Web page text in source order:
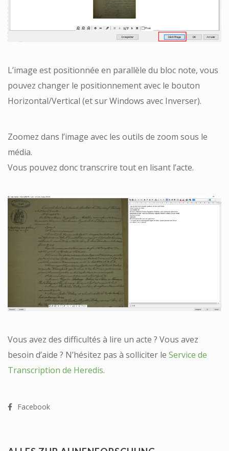
L’image est positionnée en parallèle du bloc note, vous
pouvez changer le positionnement avec le bouton
Horizontal/Vertical (et sur Windows avec Inverser).
Zoomez dans l’image avec les outils de zoom sous le
média.
Vous pouvez donc transcrire tout en lisant l’acte.
Vous avez des difficultés à lire un acte ? Vous avez
besoin d’aide ? N’hésitez pas à solliciter le Service de
Transcription de Heredis.
Facebook